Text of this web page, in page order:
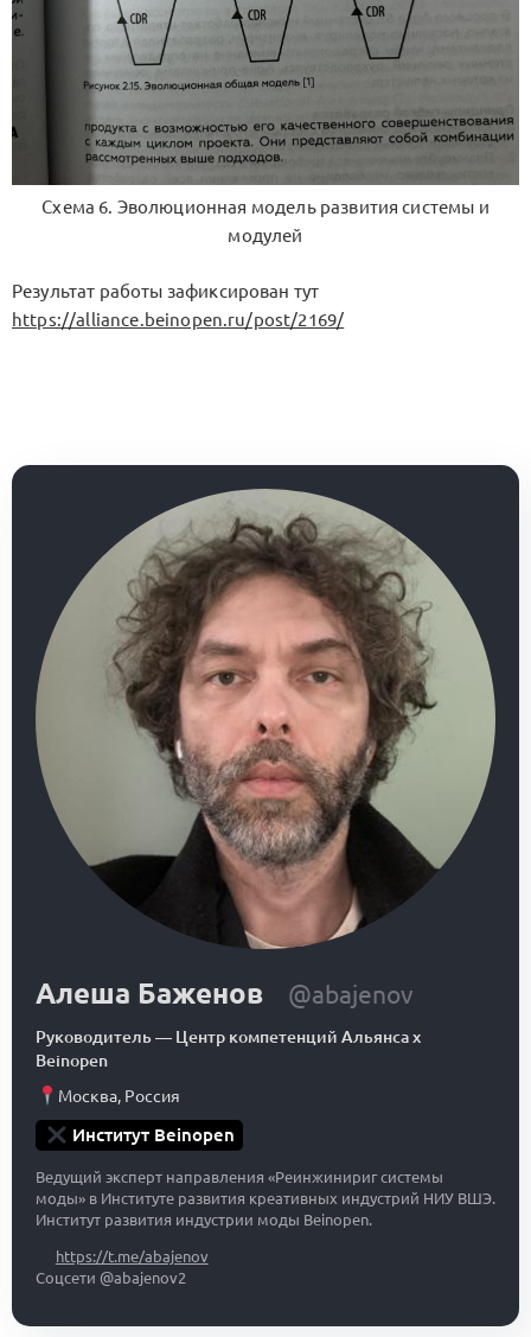
Схема 6. Эволюционная модель развития системы и
модулей
Результат работы зафиксирован тут
https://alliance.beinopen.ru/post/2169/
Алеша Баженов @abajenov
Руководитель— Центр компетенций Альянса x
Beinopen
Москва, Россия
Институт Beinopen
Ведущий эксперт направления «Реинжинириг системы
моды» в Институте развития креативных индустрий НИУ ВШЭ.
Институт развития индустрии моды Beinopen.
https://t.me/abajenov
Соцсети @abajenov2